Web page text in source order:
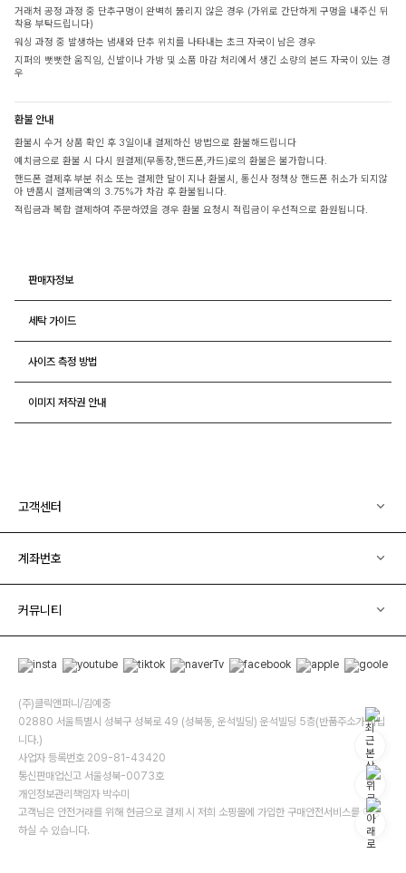
거래처 공정 과정 중 단추구멍이 완벽히 뚫리지 않은 경우 (가위로 간단하게 구멍을 내주신 뒤
착용 부탁드립니다)
워싱 과정 중 발생하는 냄새와 단추 위치를 나타내는 초크 자국이 남은 경우
지퍼의 뻣뻣한 움직임, 신발이나 가방 및 소품 마감 처리에서 생긴 소량의 본드 자국이 있는 경
우
환불 안내
환불시 수거 상품 확인 후 3일이내 결제하신 방법으로 환불해드립니다
예치금으로 환불 시 다시 원결제(무통장,핸드폰,카드)로의 환불은 불가합니다.
핸드폰 결제후 부분 취소 또는 결제한 달이 지나 환불시, 통신사 정책상 핸드폰 취소가 되지않
아 반품시 결제금액의 3.75%가 차감 후 환불됩니다.
적립금과 복합 결제하여 주문하였을 경우 환불 요청시 적립금이 우선적으로 환원됩니다.
판매자정보
세탁 가이드
사이즈 측정 방법
이미지 저작권 안내
고객센터
계좌번호
커뮤니티
(주)클릭앤퍼니/김예중
02880 서울특별시 성북구 성북로 49 (성북동, 운석빌딩) 운석빌딩 5층(반품주소가 아닙
니다.)
사업자 등록번호 209-81-43420
통신판매업신고 서울성북-0073호
개인정보관리책임자 박수미
고객님은 안전거래를 위해 현금으로 결제 시 저희 소핑몰에 가입한 구매안전서비스를 이용
하실 수 있습니다.